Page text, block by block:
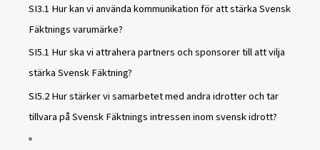
SI3.1 Hur kan vi använda kommunikation för att stärka Svensk
Fäktnings varumärke?
SI5.1 Hur ska vi attrahera partners och sponsorer till att vilja
stärka Svensk Fäktning?
SI5.2 Hur stärker vi samarbetet med andra idrotter och tar
tillvara på Svensk Fäktnings intressen inom svensk idrott?